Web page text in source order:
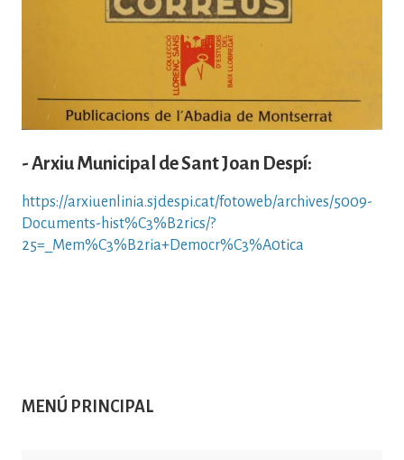
MENÚ PRINCIPAL
- Arxiu Municipal de Sant Joan Despí:
https://arxiuenlinia.sjdespi.cat/fotoweb/archives/5009-
Documents-hist%C3%B2rics/?
25=_Mem%C3%B2ria+Democr%C3%A0tica